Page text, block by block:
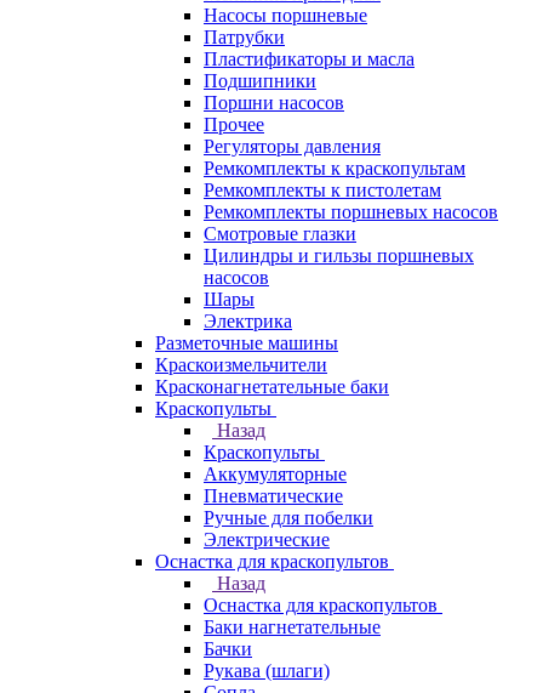
Насосы поршневые
Патрубки
Пластификаторы и масла
Подшипники
Поршни насосов
Прочее
Регуляторы давления
Ремкомплекты к краскопультам
Ремкомплекты к пистолетам
Ремкомплекты поршневых насосов
Смотровые глазки
Цилиндры и гильзы поршневых
насосов
Шары
Электрика
Разметочные машины
Краскоизмельчители
Красконагнетательные баки
Краскопульты
Назад
Краскопульты
Аккумуляторные
Пневматические
Ручные для побелки
Электрические
Оснастка для краскопультов
Назад
Оснастка для краскопультов
Баки нагнетательные
Бачки
Рукава (шлаги)